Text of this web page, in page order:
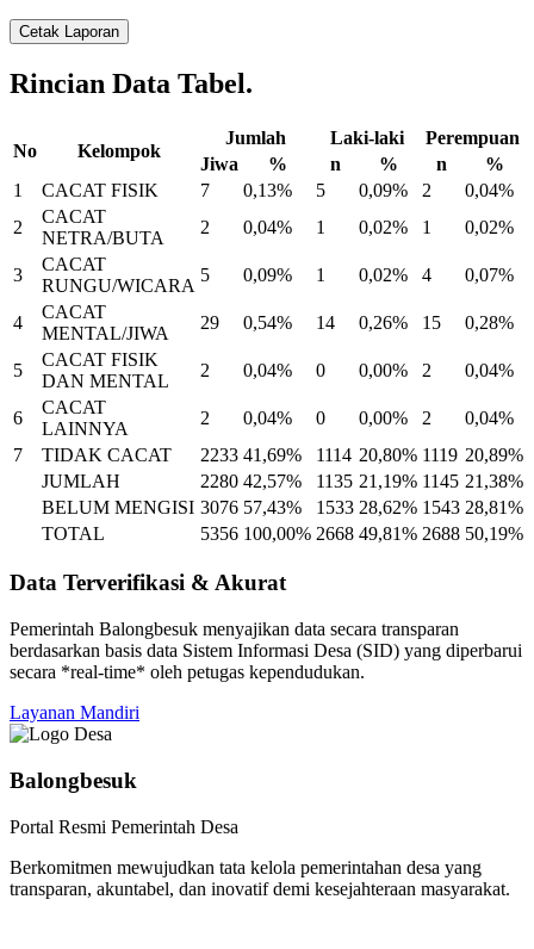
Cetak Laporan
Rincian Data Tabel.
No Kelompok
Jumlah Laki-laki
Perempuan
Jiwa
% n % n
%
1
CACAT FISIK 7 0,13% 5 0,09% 2
0,04%
2
CACAT
NETRA/BUTA
2 0,04% 1 0,02% 1 0,02%
3
CACAT
RUNGU/WICARA
5 0,09% 1 0,02% 4 0,07%
4
CACAT
MENTAL/JIWA
29 0,54% 14 0,26% 15 0,28%
5
CACAT FISIK
DAN MENTAL
2 0,04% 0 0,00% 2 0,04%
6
CACAT
LAINNYA
2 0,04% 0 0,00% 2
0,04%
7
TIDAK CACAT 2233 41,69% 1114 20,80% 1119 20,89%
JUMLAH
2280 42,57% 1135 21,19% 1145 21,38%
BELUM MENGISI 3076 57,43% 1533 28,62% 1543 28,81%
TOTAL
5356 100,00% 2668 49,81% 2688 50,19%
Data Terverifikasi & Akurat
Pemerintah Balongbesuk menyajikan data secara transparan
berdasarkan basis data Sistem Informasi Desa (SID) yang diperbarui
secara *real-time* oleh petugas kependudukan.
Layanan Mandiri
Balongbesuk
Portal Resmi Pemerintah Desa
Berkomitmen mewujudkan tata kelola pemerintahan desa yang
transparan, akuntabel, dan inovatif demi kesejahteraan masyarakat.